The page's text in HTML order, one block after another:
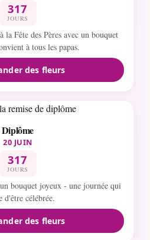
317
JOURS
Fête des Pères avec un bouquet
à tous les papas.
des fleurs
Diplôme
20 JUIN
317
JOURS
bouquet joyeux - une journée qui
d'être célébrée.
des fleurs